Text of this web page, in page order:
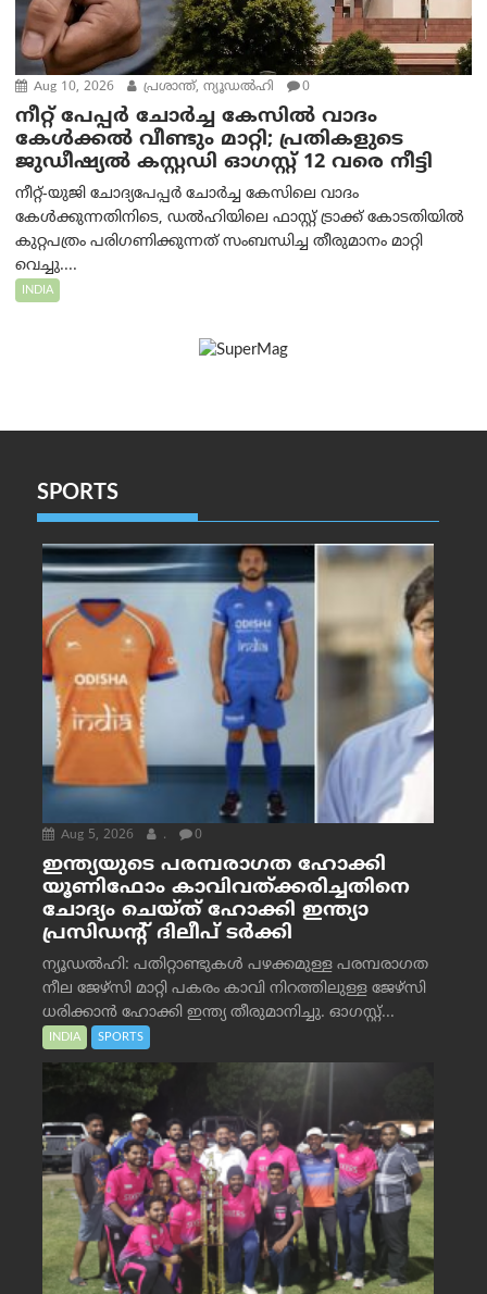
Aug 10, 2026 പ്രശാന്ത്, ന്യൂഡല്‍ഹി 0
നീറ്റ് പേപ്പർ ചോർച്ച കേസിൽ വാദം
കേൾക്കൽ വീണ്ടും മാറ്റി; പ്രതികളുടെ
ജുഡീഷ്യൽ കസ്റ്റഡി ഓഗസ്റ്റ് 12 വരെ നീട്ടി
നീറ്റ്-യുജി ചോദ്യപേപ്പർ ചോർച്ച കേസിലെ വാദം
കേൾക്കുന്നതിനിടെ, ഡൽഹിയിലെ ഫാസ്റ്റ് ട്രാക്ക് കോടതിയിൽ
കുറ്റപത്രം പരിഗണിക്കുന്നത് സംബന്ധിച്ച തീരുമാനം മാറ്റി
വെച്ചു....
INDIA
SPORTS
Aug 5, 2026 . 0
ഇന്ത്യയുടെ പരമ്പരാഗത ഹോക്കി
യൂണിഫോം കാവിവത്ക്കരിച്ചതിനെ
ചോദ്യം ചെയ്ത് ഹോക്കി ഇന്ത്യാ
പ്രസിഡന്റ് ദിലീപ് ടര്‍ക്കി
ന്യൂഡൽഹി: പതിറ്റാണ്ടുകൾ പഴക്കമുള്ള പരമ്പരാഗത
നീല ജേഴ്‌സി മാറ്റി പകരം കാവി നിറത്തിലുള്ള ജേഴ്‌സി
ധരിക്കാൻ ഹോക്കി ഇന്ത്യ തീരുമാനിച്ചു. ഓഗസ്റ്റ്...
INDIA SPORTS